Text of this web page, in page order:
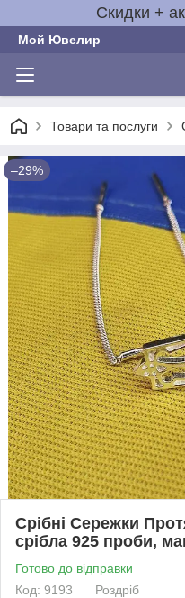
Скидки +
Мой Ювелир
Товари та послуги
–29%
Срібні Сережки
срібла 925 проби,
Готово до відправки
Код: 9193
Роздріб